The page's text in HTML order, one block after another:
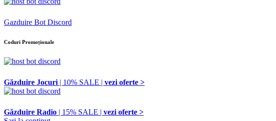
Gazduire Bot Discord
Coduri Promoționale
Găzduire Jocuri | 10% SALE | vezi oferte >
Găzduire Radio | 15% SALE | vezi oferte >